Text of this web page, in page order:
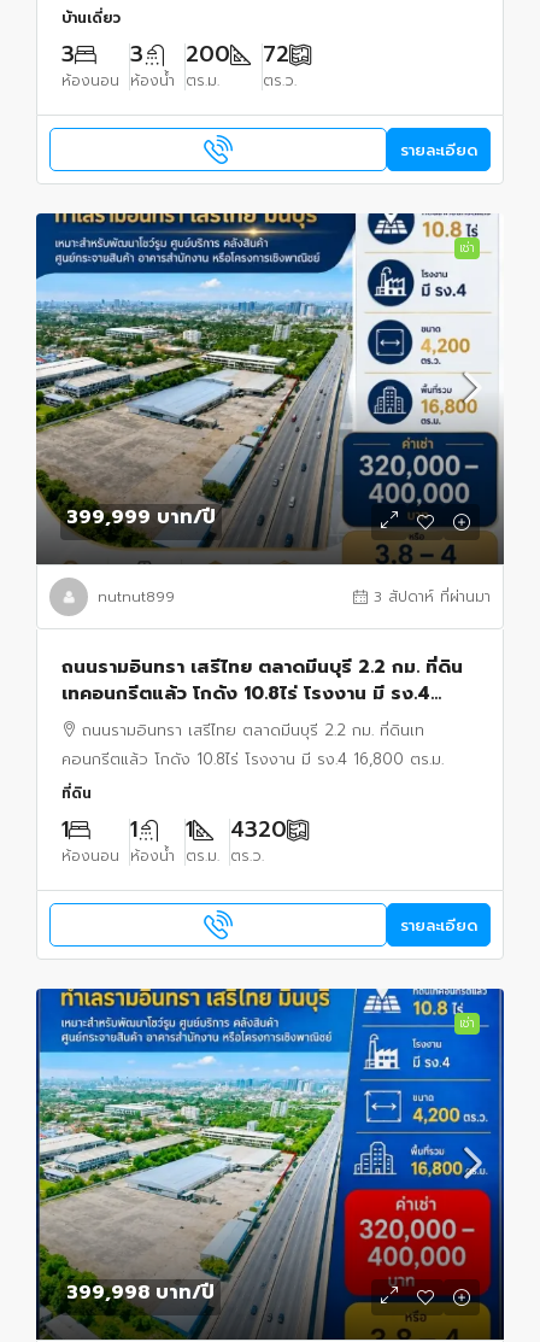
บ้านเดี่ยว
3
ห้องนอน
3
ห้องน้ำ
200
ตร.ม.
72
ตร.ว.
รายละเอียด
เช่า
399,999 บาท/ปี
nutnut899 3 สัปดาห์ ที่ผ่านมา
ถนนรามอินทรา เสรีไทย ตลาดมีนบุรี 2.2 กม. ที่ดิน
เทคอนกรีตแล้ว โกดัง 10.8ไร่ โรงงาน มี รง.4
16,800 ตร.ม.
ถนนรามอินทรา เสรีไทย ตลาดมีนบุรี 2.2 กม. ที่ดินเท
คอนกรีตแล้ว โกดัง 10.8ไร่ โรงงาน มี รง.4 16,800 ตร.ม.
ที่ดิน
1
ห้องนอน
1
ห้องน้ำ
1
ตร.ม.
4320
ตร.ว.
รายละเอียด
เช่า
399,998 บาท/ปี